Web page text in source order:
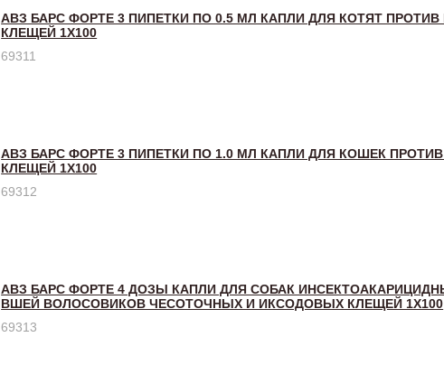
АВЗ БАРС ФОРТЕ 3 ПИПЕТКИ ПО 0.5 МЛ КАПЛИ ДЛЯ КОТЯТ ПРОТИВ
КЛЕЩЕЙ 1Х100
69311
АВЗ БАРС ФОРТЕ 3 ПИПЕТКИ ПО 1.0 МЛ КАПЛИ ДЛЯ КОШЕК
КЛЕЩЕЙ 1Х100
69312
АВЗ БАРС ФОРТЕ 4 ДОЗЫ КАПЛИ ДЛЯ СОБАК
ВШЕЙ ВОЛОСОВИКОВ ЧЕСОТОЧНЫХ И ИКСОДОВЫХ КЛЕЩЕЙ 1Х100
69313